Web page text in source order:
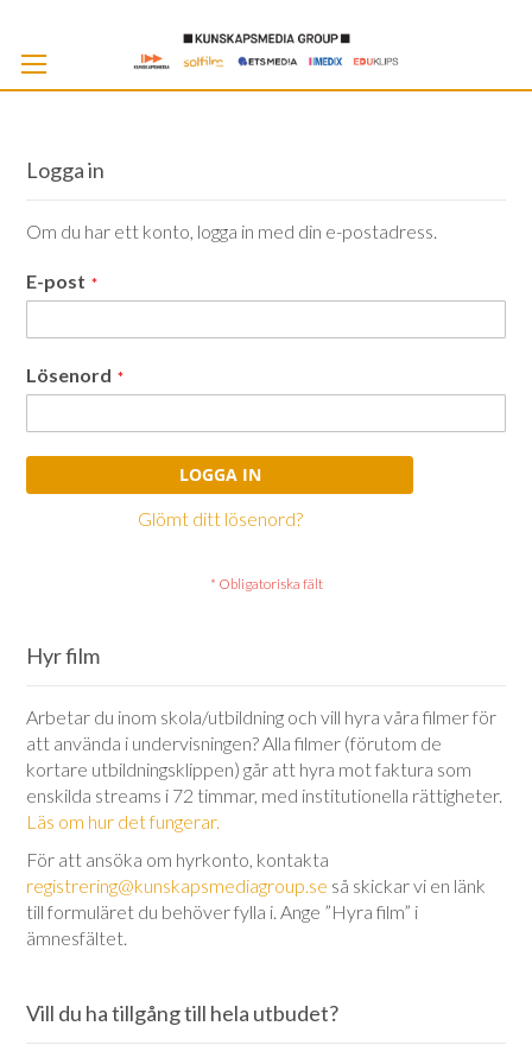
Logga in
Om du har ett konto, logga in med din e-postadress.
E-post
Lösenord
LOGGA IN
Glömt ditt lösenord?
Hyr film
Arbetar du inom skola/utbildning och vill hyra våra filmer för
att använda i undervisningen? Alla filmer (förutom de
kortare utbildningsklippen) går att hyra mot faktura som
enskilda streams i 72 timmar, med institutionella rättigheter.
Läs om hur det fungerar.
För att ansöka om hyrkonto, kontakta
registrering@kunskapsmediagroup.se så skickar vi en länk
till formuläret du behöver fylla i. Ange ”Hyra film” i
ämnesfältet.
Vill du ha tillgång till hela utbudet?